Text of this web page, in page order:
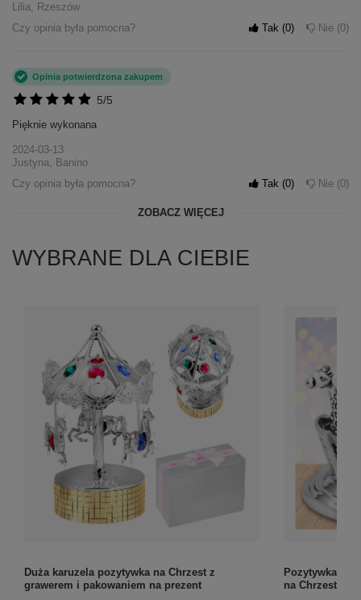
Lilia, Rzeszów
Czy opinia była pomocna?
Tak 0 Nie 0
5/5
Opinia potwierdzona zakupem
Pięknie wykonana
2024-03-13
Justyna, Banino
Czy opinia była pomocna?
Tak 0 Nie 0
ZOBACZ WIĘCEJ
WYBRANE DLA CIEBIE
Duża karuzela pozytywka na Chrzest z
grawerem i pakowaniem na prezent
Pozytywka
na Chrzest